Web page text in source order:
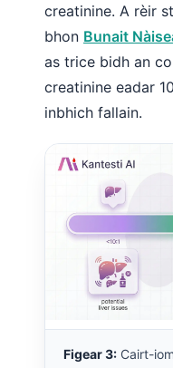
creatinine. A rèir
bhon Bunait
as trice bidh an
creatinine eadar
inbhich fallain.
Figear 3: Cairt-